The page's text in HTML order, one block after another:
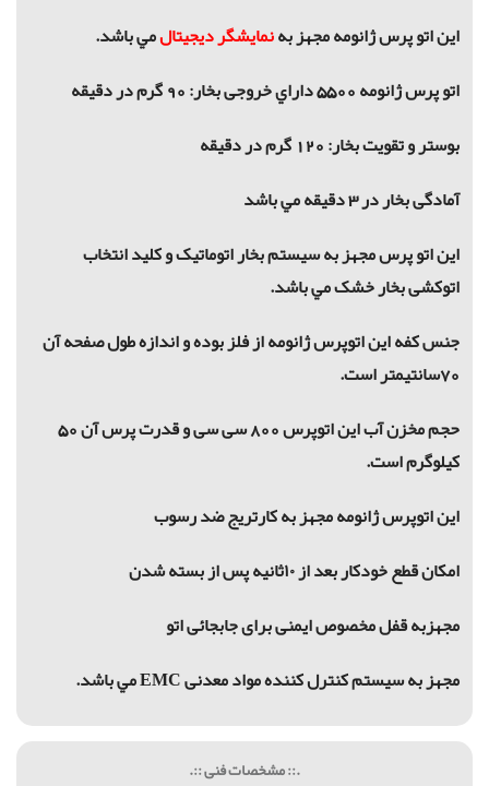
اين اتو پرس ژانومه مجهز بهنمایشگر دیجیتالمي باشد.
اتو پرس ژانومه 5500 داراي خروجی بخار: 90 گرم در دقیقه
بوستر و تقویت بخار: 120 گرم در دقیقه
آمادگی بخار در 3 دقیقه مي باشد
اين اتو پرس مجهز به سیستم بخار اتوماتیکو کلید انتخاب
اتوکشی بخار خشک مي باشد.
جنس کفه اين اتوپرس ژانومه از فلز بوده واندازه طول صفحه آن
70سانتیمتر است.
حجم مخزن آب اين اتوپرس 800 سی سی
و قدرت پرس آن 50
کیلوگرم است.
اين اتوپرس ژانومه مجهز به کارتریج ضد رسوب
امكان قطع خودکار بعد از ۱۰ثانیه پس از بسته شدن
مجهزبه قفل مخصوص ایمنی برای جابجائی اتو
مجهز به سیستم کنترل کننده مواد معدنیEMCمي باشد.
.:: مشخصات فنی ::.